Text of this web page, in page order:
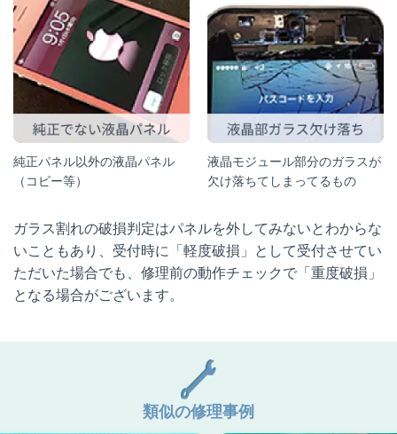
純正パネル以外の液晶パネル
（コピー等）
液晶モジュール部分のガラスが
欠け落ちてしまってるもの
ガラス割れの破損判定はパネルを外してみないとわからな
いこともあり、受付時に「軽度破損」として受付させてい
ただいた場合でも、修理前の動作チェックで「重度破損」
となる場合がございます。
類似の修理事例